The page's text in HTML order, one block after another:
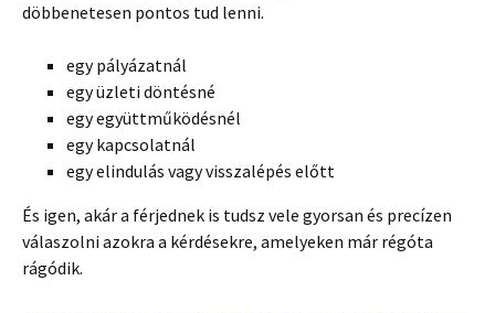
döbbenetesen pontos tud lenni.
egy pályázatnál
egy üzleti döntésné
egy együttműködésnél
egy kapcsolatnál
egy elindulás vagy visszalépés előtt
És igen, akár a férjednek is tudsz vele gyorsan és precízen
válaszolni azokra a kérdésekre, amelyeken már régóta
rágódik.